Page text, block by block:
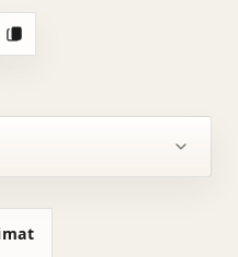
Salin